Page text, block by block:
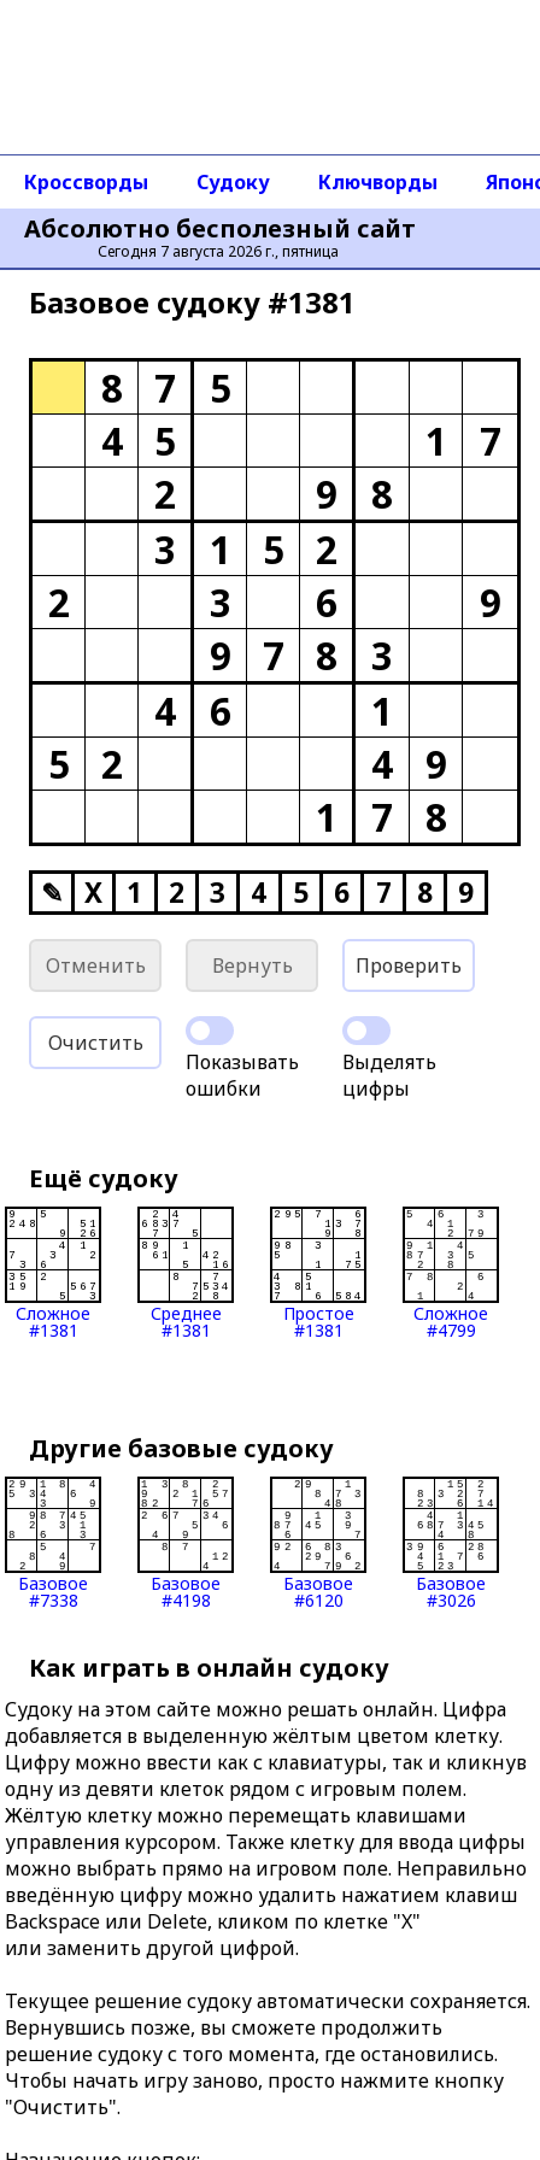
Абсолютно бесполезный сайт
Сегодня 7 августа 2026 г., пятница
Кроссворды Судоку Ключворды
Базовое cудоку #1381
8 7
5
4
5 1
7
2
9
8
3
1 5
2
2
3 6
9
9
7 8
3
4
6
1
5
2 4
9
1
7 8
✎ X 1 2 3 4 5 6 7 8 9
Отменить Вернуть Проверить
Очистить
Показывать
ошибки
Выделять
цифры
Ещё судоку
Сложное
#1381
Среднее
#1381
Простое
#1381
Сложное
#4799
Другие базовые судоку
Базовое
#7338
Базовое
#4198
Базовое
#6120
Базовое
#3026
Как играть в онлайн судоку
Судоку на этом сайте можно решать онлайн. Цифра
добавляется в выделенную жёлтым цветом клетку.
Цифру можно ввести как с клавиатуры, так и кликнув
одну из девяти клеток рядом с игровым полем.
Жёлтую клетку можно перемещать клавишами
управления курсором. Также клетку для ввода цифры
можно выбрать прямо на игровом поле. Неправильно
введённую цифру можно удалить нажатием клавиш
Backspace или Delete, кликом по клетке "X"
или заменить другой цифрой.
Текущее решение судоку автоматически сохраняется.
Вернувшись позже, вы сможете продолжить
решение судоку с того момента, где остановились.
Чтобы начать игру заново, просто нажмите кнопку
"Очистить".